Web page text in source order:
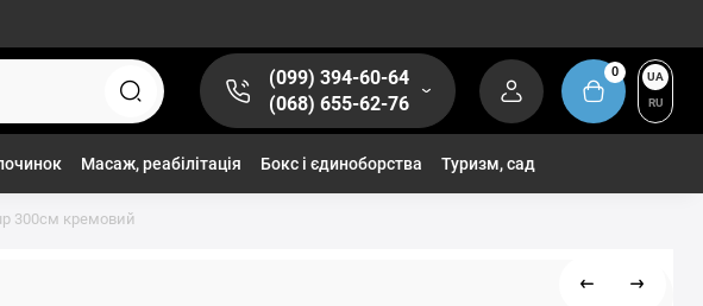
(099) 394-60-64
(068) 655-62-76
0
UA
RU
Масаж, реабілітація Бокс і єдиноборства Туризм, сад
300см кремовий